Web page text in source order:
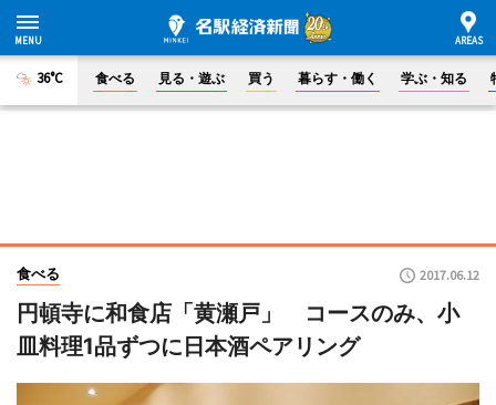
36°C 食べる 見る・遊ぶ 買う 暮らす・働く 学ぶ・知る
食べる 2017.06.12
円頓寺に和食店「黄瀬戸」 コースのみ、小
皿料理1品ずつに日本酒ペアリング